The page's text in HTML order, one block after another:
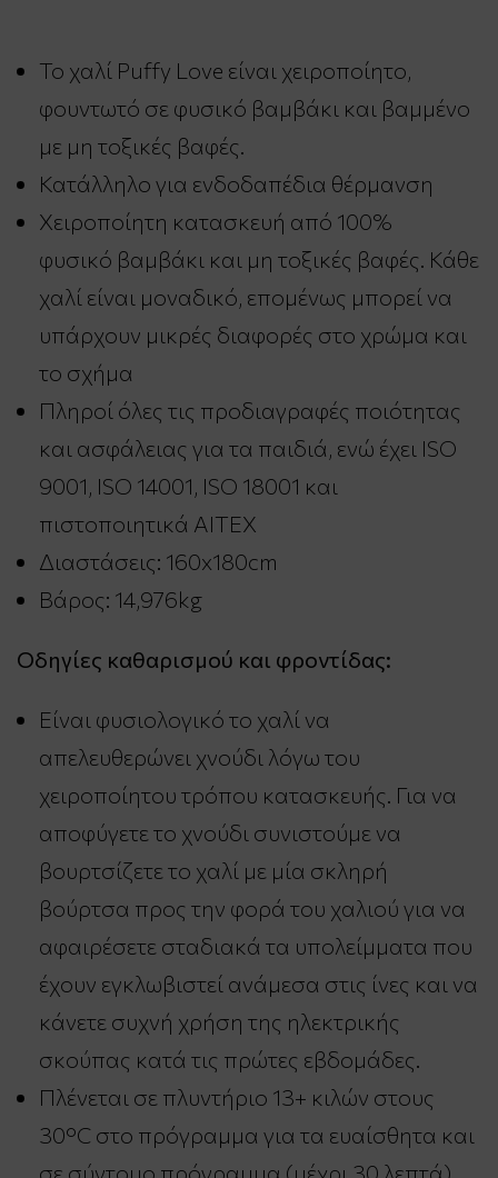
Το χαλί Puffy Love είναι χειροποίητο,
φουντωτό σε φυσικό βαμβάκι και βαμμένο
με μη τοξικές βαφές.
Κατάλληλο για ενδοδαπέδια θέρμανση
Χειροποίητη κατασκευή από 100%
φυσικό βαμβάκι και μη τοξικές βαφές. Κάθε
χαλί είναι μοναδικό, επομένως μπορεί να
υπάρχουν μικρές διαφορές στο χρώμα και
το σχήμα
Πληροί όλες τις προδιαγραφές ποιότητας
και ασφάλειας για τα παιδιά, ενώ έχει ISO
9001, ISO 14001, ISO 18001 και
πιστοποιητικά AITEX
Διαστάσεις: 160x180cm
Βάρος: 14,976kg
Οδηγίες καθαρισμού και φροντίδας:
Είναι φυσιολογικό το χαλί να
απελευθερώνει χνούδι λόγω του
χειροποίητου τρόπου κατασκευής. Για να
αποφύγετε το χνούδι συνιστούμε να
βουρτσίζετε το χαλί με μία σκληρή
βούρτσα προς την φορά του χαλιού για να
αφαιρέσετε σταδιακά τα υπολείμματα που
έχουν εγκλωβιστεί ανάμεσα στις ίνες και να
κάνετε συχνή χρήση της ηλεκτρικής
σκούπας κατά τις πρώτες εβδομάδες.
Πλένεται σε πλυντήριο 13+ κιλών στους
30°C στο πρόγραμμα για τα ευαίσθητα και
σε σύντομο πρόγραμμα (μέχρι 30 λεπτά).